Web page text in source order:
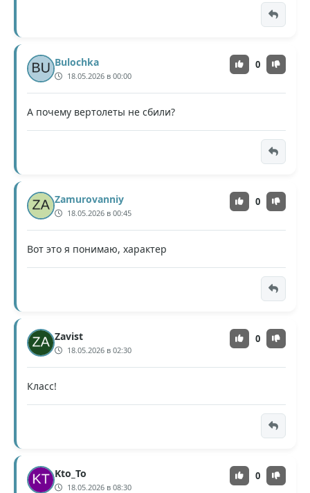
Bulochka
18.05.2026 в 00:00
0
А почему вертолеты не сбили?
Zamurovanniy
18.05.2026 в 00:45
0
Вот это я понимаю, характер
Zavist
18.05.2026 в 02:30
0
Класс!
Kto_To
18.05.2026 в 08:30
0